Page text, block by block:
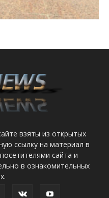
взяты из открытых
ссылку на материал в
сайта и
в ознакомительных